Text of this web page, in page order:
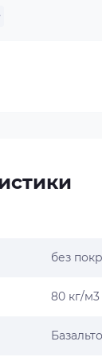
без
80 кг/м3